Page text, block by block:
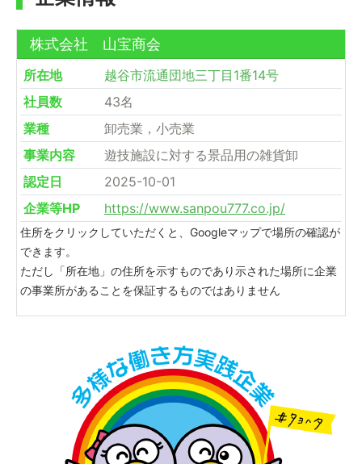
株式会社 山宝商会
所在地
越谷市流通団地三丁目1番14号
社員数
43名
業種
卸売業，小売業
事業内容
遊技施設に対する景品用の雑貨卸
認定日
2025-10-01
企業等HP
https://www.sanpou777.co.jp/
住所をクリックしていただくと、Googleマップで場所の確認が
できます。
ただし「所在地」の住所を示すものであり示された場所に企業
の事業所があることを保証するものではありません